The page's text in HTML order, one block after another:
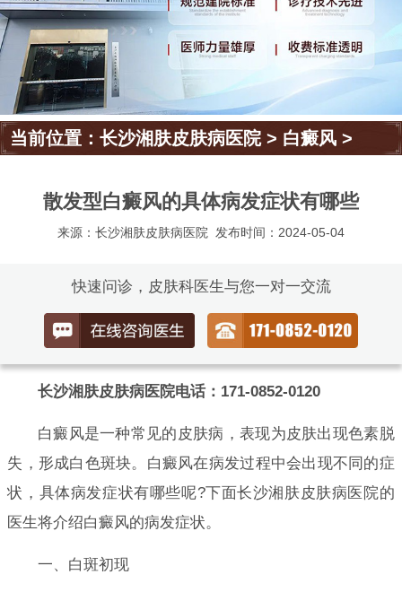
当前位置：长沙湘肤皮肤病医院> 白癜风 >
散发型白癜风的具体病发症状有哪些
来源：长沙湘肤皮肤病医院 发布时间：2024-05-04
快速问诊，皮肤科医生与您一对一交流
长沙湘肤皮肤病医院电话：171-0852-0120
白癜风是一种常见的皮肤病，表现为皮肤出现色素脱
失，形成白色斑块。白癜风在病发过程中会出现不同的症
状，具体病发症状有哪些呢?下面长沙湘肤皮肤病医院的
医生将介绍白癜风的病发症状。
一、白斑初现